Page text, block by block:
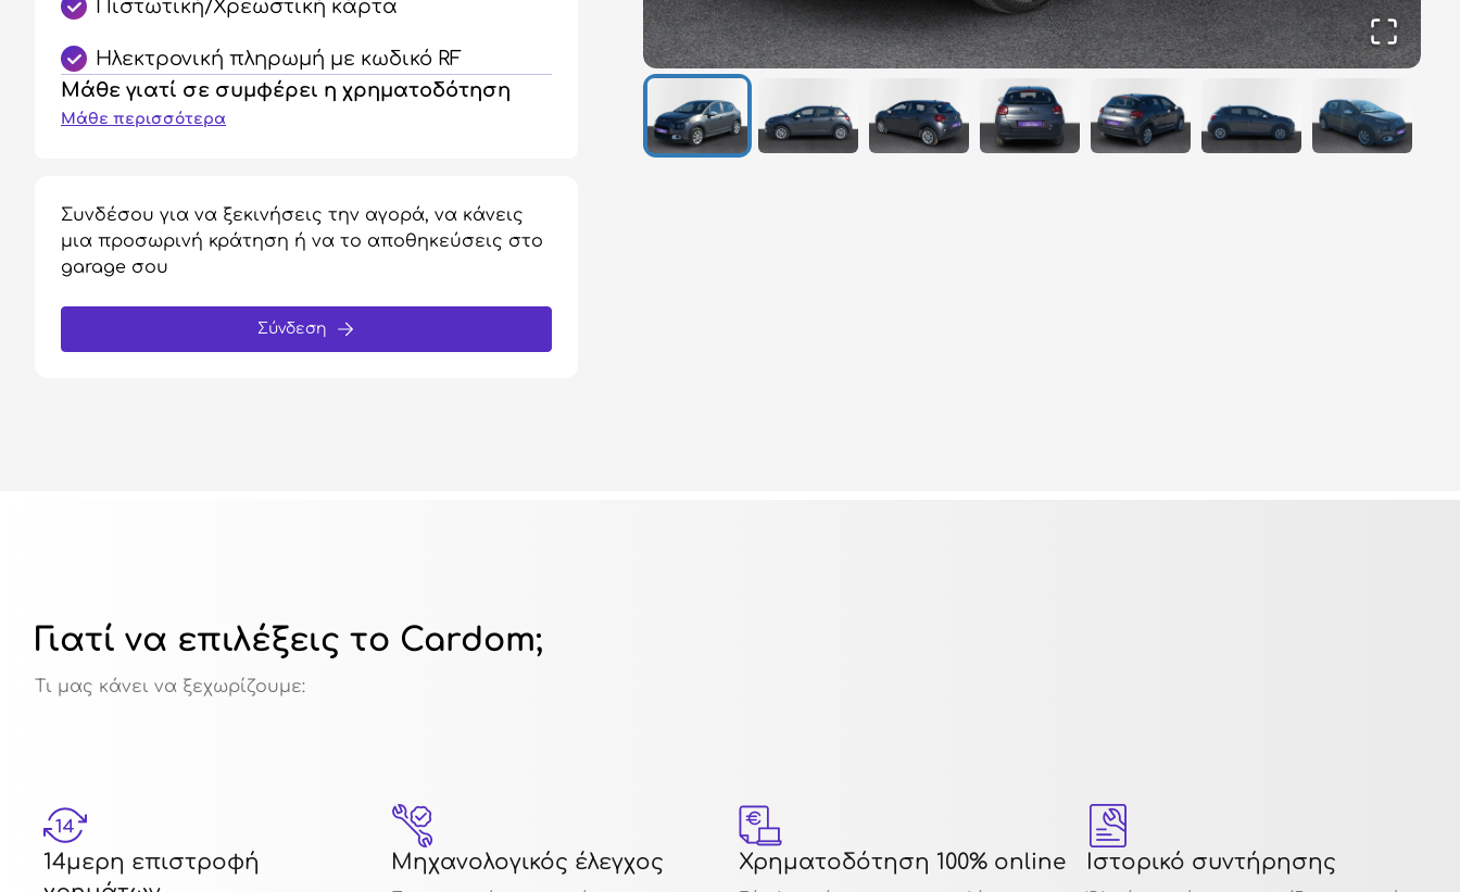
Πιστωτική/Χρεωστική κάρτα
Ηλεκτρονική πληρωμή με κωδικό RF
Μάθε γιατί σε συμφέρει η χρηματοδότηση
Μάθε περισσότερα
Συνδέσου για να ξεκινήσεις την αγορά, να κάνεις
μια προσωρινή κράτηση ή να το αποθηκεύσεις στο
garage σου
Σύνδεση
Γιατί να επιλέξεις το Cardom;
Τι μας κάνει να ξεχωρίζουμε:
14μερη επιστροφή
Μηχανολογικός έλεγχος Χρηματοδότηση 100% online Ιστορικό συντήρησης